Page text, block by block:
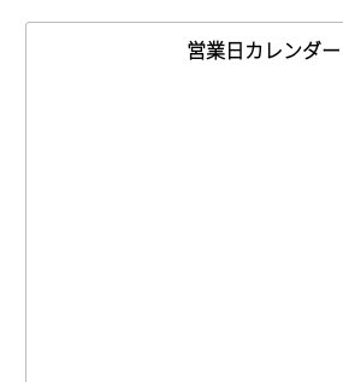
営業日カレンダー